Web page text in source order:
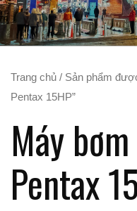
Trang chủ / Sản phẩm
Pentax 15HP”
Máy
Pentax